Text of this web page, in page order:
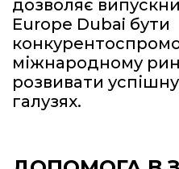
дозволяє
Europe Dubai бути
міжнародному
розвивати
галузях.